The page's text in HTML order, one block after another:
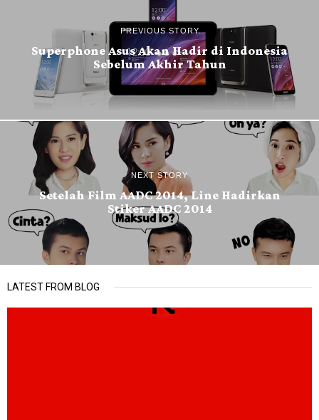
PREVIOUS STORY
Superphone Asus Akan Hadir di Indonesia
Sebelum Akhir Tahun
NEXT STORY
Setelah Film AADC 2014, Line Hadirkan
Stiker AADC 2014
LATEST FROM BLOG